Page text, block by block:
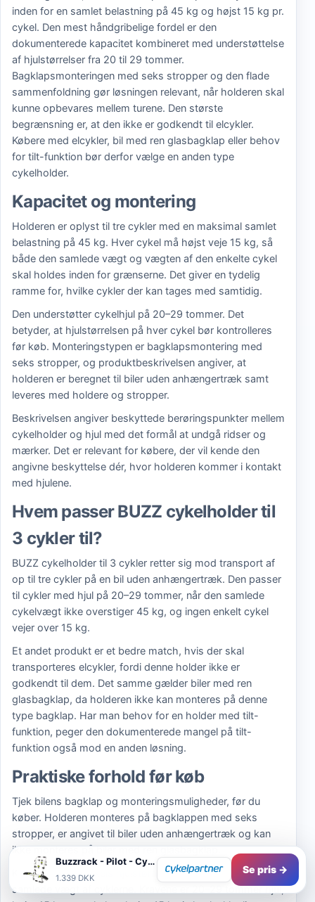
inden for en samlet belastning på 45 kg og højst 15 kg pr.
cykel. Den mest håndgribelige fordel er den
dokumenterede kapacitet kombineret med understøttelse
af hjulstørrelser fra 20 til 29 tommer.
Bagklapsmonteringen med seks stropper og den flade
sammenfoldning gør løsningen relevant, når holderen skal
kunne opbevares mellem turene. Den største
begrænsning er, at den ikke er godkendt til elcykler.
Købere med elcykler, bil med ren glasbagklap eller behov
for tilt-funktion bør derfor vælge en anden type
cykelholder.
Kapacitet og montering
Holderen er oplyst til tre cykler med en maksimal samlet
belastning på 45 kg. Hver cykel må højst veje 15 kg, så
både den samlede vægt og vægten af den enkelte cykel
skal holdes inden for grænserne. Det giver en tydelig
ramme for, hvilke cykler der kan tages med samtidig.
Den understøtter cykelhjul på 20–29 tommer. Det
betyder, at hjulstørrelsen på hver cykel bør kontrolleres
før køb. Monteringstypen er bagklapsmontering med
seks stropper, og produktbeskrivelsen angiver, at
holderen er beregnet til biler uden anhængertræk samt
leveres med holdere og stropper.
Beskrivelsen angiver beskyttede berøringspunkter mellem
cykelholder og hjul med det formål at undgå ridser og
mærker. Det er relevant for købere, der vil kende den
angivne beskyttelse dér, hvor holderen kommer i kontakt
med hjulene.
Hvem passer BUZZ cykelholder til
3 cykler til?
BUZZ cykelholder til 3 cykler retter sig mod transport af
op til tre cykler på en bil uden anhængertræk. Den passer
til cykler med hjul på 20–29 tommer, når den samlede
cykelvægt ikke overstiger 45 kg, og ingen enkelt cykel
vejer over 15 kg.
Et andet produkt er et bedre match, hvis der skal
transporteres elcykler, fordi denne holder ikke er
godkendt til dem. Det samme gælder biler med ren
glasbagklap, da holderen ikke kan monteres på denne
type bagklap. Har man behov for en holder med tilt-
funktion, peger den dokumenterede mangel på tilt-
funktion også mod en anden løsning.
Praktiske forhold før køb
Tjek bilens bagklap og monteringsmuligheder, før du
køber. Holderen monteres på bagklappen med seks
stropper, er angivet til biler uden anhængertræk og kan
ikke monteres på biler med ren glasbagklap.
Kontrollér hver cykels hjulstørrelse og vægt samt den
samlede vægt af cyklerne. Kravene er 20–29 tommer hjul,
Buzzrack - Pilot - Cykelholder til bagklap - 2 cykler
1.339 DKK
Se pris →